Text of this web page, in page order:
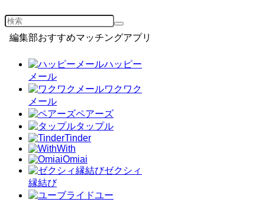
編集部おすすめマッチングアプリ
ハッピー
メール
ワクワク
メール
ペアーズ
タップル
Tinder
With
Omiai
ゼクシィ
縁結び
ユー